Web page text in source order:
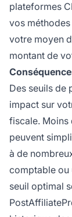
plateformes
vos
votre moyen
montant de
Des seuils de
impact sur
fiscale. Moins
peuvent
à de
comptable ou
seuil optimal